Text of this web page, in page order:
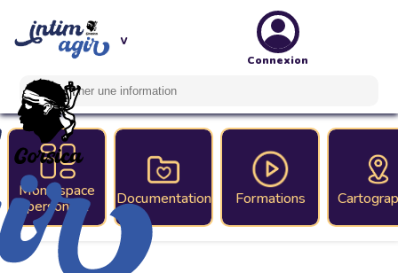
Connexion
Mon espace
personnel
Documentation Formations